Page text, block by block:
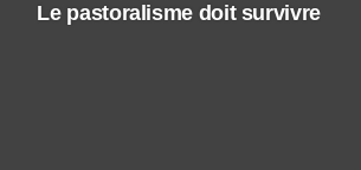
Le pastoralisme doit survivre